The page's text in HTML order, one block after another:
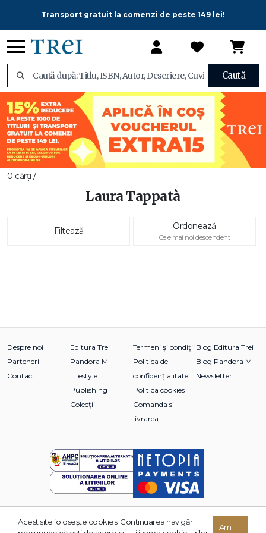
Transport gratuit la comenzi de peste 149 lei!
Caută
0 cărți /
Laura Tappatà
Filtează Ordonează
Cele mai noi descendent
Despre noi
Parteneri
Contact
Editura Trei
Pandora M
Lifestyle
Publishing
Colecții
Termeni și condiții
Politica de
confidențialitate
Politica cookies
Comanda si
livrarea
Blog Editura Trei
Blog Pandora M
Newsletter
© 2026 Grupul Editorial TREI. Toate drepturile rezervate.
Acest site foloseşte cookies. Continuarea navigării
Am